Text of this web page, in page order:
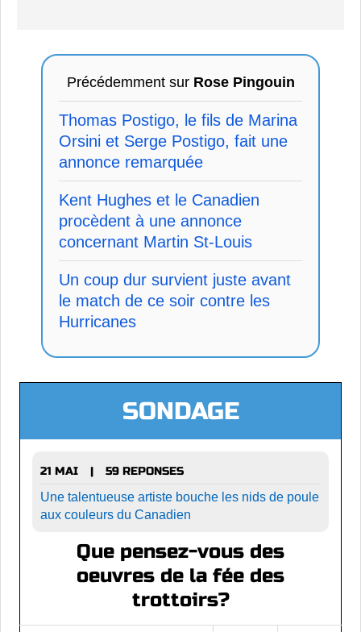
Précédemment sur Rose Pingouin
Thomas Postigo, le fils de Marina
Orsini et Serge Postigo, fait une
annonce remarquée
Kent Hughes et le Canadien
procèdent à une annonce
concernant Martin St-Louis
Un coup dur survient juste avant
le match de ce soir contre les
Hurricanes
SONDAGE
21 MAI |
59 REPONSES
Une talentueuse artiste bouche les nids de poule
aux couleurs du Canadien
Que pensez-vous des
oeuvres de la fée des
trottoirs?